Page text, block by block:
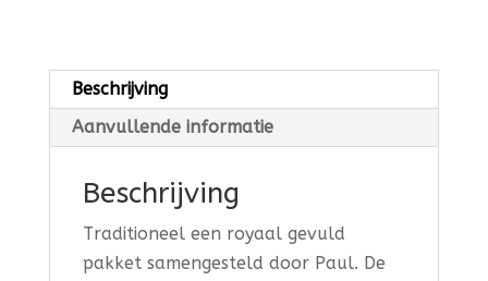
Beschrijving
Aanvullende informatie
Beschrijving
Traditioneel een royaal gevuld
pakket samengesteld door Paul. De